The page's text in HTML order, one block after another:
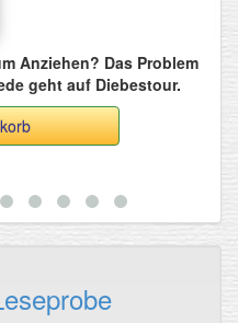
Anziehen? Das Problem
geht auf Diebestour.